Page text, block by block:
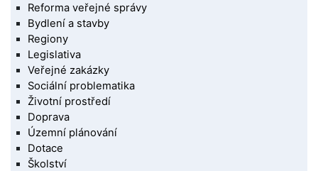
Reforma veřejné správy
Bydlení a stavby
Regiony
Legislativa
Veřejné zakázky
Sociální problematika
Životní prostředí
Doprava
Územní plánování
Dotace
Školství